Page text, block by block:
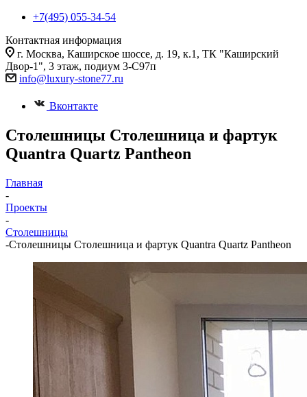
+7(495) 055-34-54
Контактная информация
г. Москва, Каширское шоссе, д. 19, к.1, ТК "Каширский
Двор-1", 3 этаж, подиум 3-С97п
info@luxury-stone77.ru
Вконтакте
Столешницы Столешница и фартук
Quantra Quartz Pantheon
Главная
-
Проекты
-
Столешницы
-Столешницы Столешница и фартук Quantra Quartz Pantheon